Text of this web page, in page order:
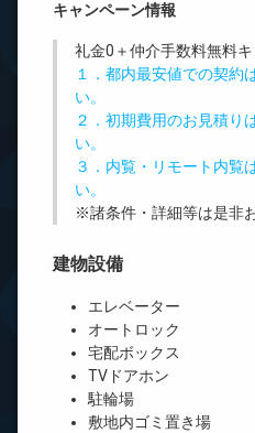
キャンペーン情報
礼金0 ＋仲介手数料無料
１．都内最安値での契約
い。
２．初期費用のお見積り
い。
３．内覧・リモート内覧
い。
※諸条件・詳細等は是非
建物設備
エレベーター
オートロック
宅配ボックス
TVドアホン
駐輪場
敷地内ゴミ置き場